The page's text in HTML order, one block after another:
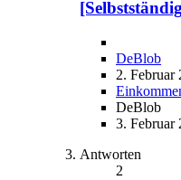
DeBlob
2. Februar
DeBlob
3. Februar
Antworten
2